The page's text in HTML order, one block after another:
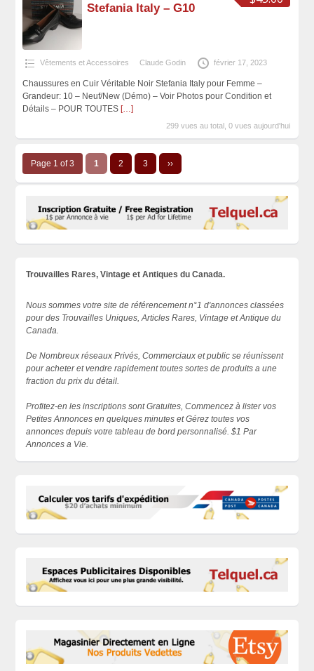
Stefania Italy – G10
Vêtements et Accessoires Claude Godin février 17, 2023
Chaussures en Cuir Véritable Noir Stefania Italy pour Femme –
Grandeur: 10 – Neuf/New (Démo) – Voir Photos pour Condition et
Détails – POUR TOUTES […]
299 vues au total, 0 vues aujourd'hui
Page 1 of 3 1 2 3 ››
Trouvailles Rares, Vintage et Antiques du Canada.
Nous sommes votre site de référencement n°1 d'annonces classées
pour des Trouvailles Uniques, Articles Rares, Vintage et Antique du
Canada.
De Nombreux réseaux Privés, Commerciaux et public se réunissent
pour acheter et vendre rapidement toutes sortes de produits a une
fraction du prix du détail.
Profitez-en les inscriptions sont Gratuites, Commencez à lister vos
Petites Annonces en quelques minutes et Gérez toutes vos
annonces depuis votre tableau de bord personnalisé. $1 Par
Annonces a Vie.